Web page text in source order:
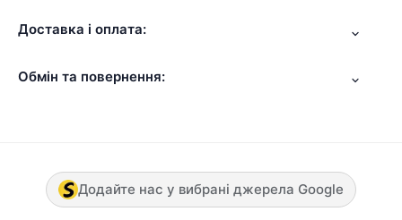
Доставка і оплата:
Обмін та повернення:
Додайте нас у вибрані джерела Google